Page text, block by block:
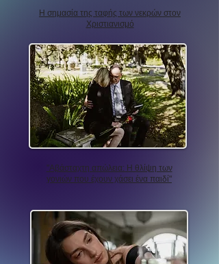
Η σημασία της ταφής των νεκρών στον
Χριστιανισμό
"Αβάσταχτη απώλεια: Η θλίψη των
γονιών που έχουν χάσει ένα παιδί"